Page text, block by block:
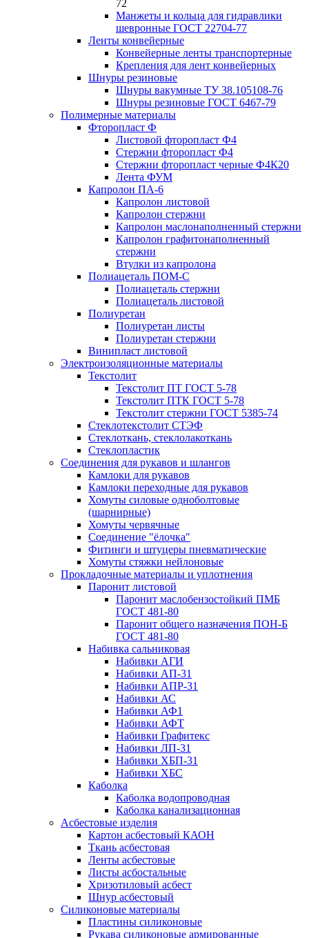
72
Манжеты и кольца для гидравлики
шевронные ГОСТ 22704-77
Ленты конвейерные
Конвейерные ленты транспортерные
Крепления для лент конвейерных
Шнуры резиновые
Шнуры вакумные ТУ 38.105108-76
Шнуры резиновые ГОСТ 6467-79
Полимерные материалы
Фторопласт Ф
Листовой фторопласт Ф4
Стержни фторопласт Ф4
Стержни фторопласт черные Ф4К20
Лента ФУМ
Капролон ПА-6
Капролон листовой
Капролон стержни
Капролон маслонаполненный стержни
Капролон графитонаполненный
стержни
Втулки из капролона
Полиацеталь ПОМ-С
Полиацеталь стержни
Полиацеталь листовой
Полиуретан
Полиуретан листы
Полиуретан стержни
Винипласт листовой
Электроизоляционные материалы
Текстолит
Текстолит ПТ ГОСТ 5-78
Текстолит ПТК ГОСТ 5-78
Текстолит стержни ГОСТ 5385-74
Стеклотекстолит СТЭФ
Стеклоткань, стеклолакоткань
Стеклопластик
Соединения для рукавов и шлангов
Камлоки для рукавов
Камлоки переходные для рукавов
Хомуты силовые одноболтовые
(шарнирные)
Хомуты червячные
Соединение "ёлочка"
Фитинги и штуцеры пневматические
Хомуты стяжки нейлоновые
Прокладочные материалы и уплотнения
Паронит листовой
Паронит маслобензостойкий ПМБ
ГОСТ 481-80
Паронит общего назначения ПОН-Б
ГОСТ 481-80
Набивка сальниковая
Набивки АГИ
Набивки АП-31
Набивки АПР-31
Набивки АС
Набивки АФ1
Набивки АФТ
Набивки Графитекс
Набивки ЛП-31
Набивки ХБП-31
Набивки ХБС
Каболка
Каболка водопроводная
Каболка канализационная
Асбестовые изделия
Картон асбестовый КАОН
Ткань асбестовая
Ленты асбестовые
Листы асбостальные
Хризотиловый асбеcт
Шнур асбестовый
Силиконовые материалы
Пластины силиконовые
Рукава силиконовые армированные